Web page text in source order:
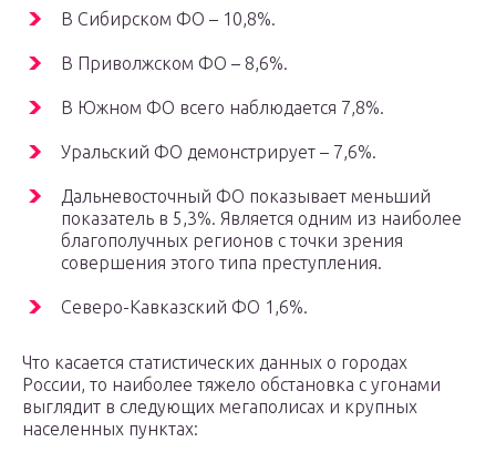
В Сибирском ФО – 10,8%.
В Приволжском ФО – 8,6%.
В Южном ФО всего наблюдается 7,8%.
Уральский ФО демонстрирует – 7,6%.
Дальневосточный ФО показывает меньший
показатель в 5,3%. Является одним из наиболее
благополучных регионов с точки зрения
совершения этого типа преступления.
Северо-Кавказский ФО 1,6%.
Что касается статистических данных о городах
России, то наиболее тяжело обстановка с угонами
выглядит в следующих мегаполисах и крупных
населенных пунктах: